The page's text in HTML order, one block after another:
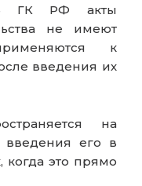
ГК РФ акты
не имеют
к
введения их
на
его в
когда это прямо